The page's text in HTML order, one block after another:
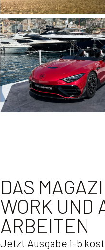
DAS
WORK UND
ARBEITEN
Jetzt Ausgabe 1-5